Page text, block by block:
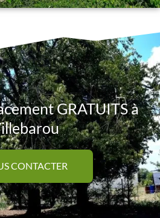
GRATUITS à
CONTACTER